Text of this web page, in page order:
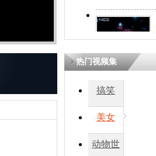
热门视频集
搞笑
美女
动物世